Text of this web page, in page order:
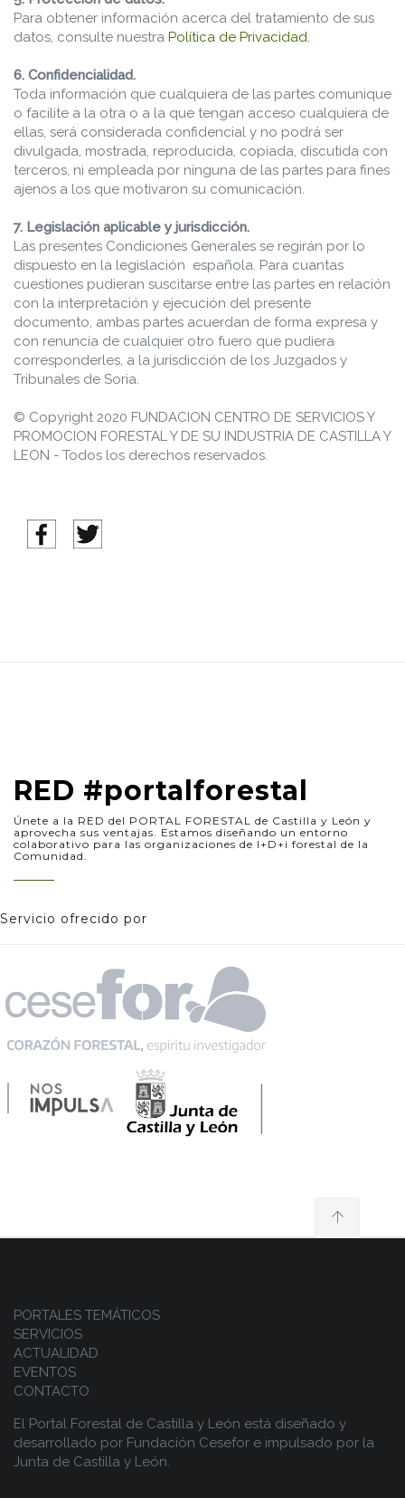
Para obtener información acerca del tratamiento de sus
datos, consulte nuestra Política de Privacidad.
6. Confidencialidad.
Toda información que cualquiera de las partes comunique
o facilite a la otra o a la que tengan acceso cualquiera de
ellas, será considerada confidencial y no podrá ser
divulgada, mostrada, reproducida, copiada, discutida con
terceros, ni empleada por ninguna de las partes para fines
ajenos a los que motivaron su comunicación.
7. Legislación aplicable y jurisdicción.
Las presentes Condiciones Generales se regirán por lo
dispuesto en la legislación española. Para cuantas
cuestiones pudieran suscitarse entre las partes en relación
con la interpretación y ejecución del presente
documento, ambas partes acuerdan de forma expresa y
con renuncia de cualquier otro fuero que pudiera
corresponderles, a la jurisdicción de los Juzgados y
Tribunales de Soria.
© Copyright 2020 FUNDACION CENTRO DE SERVICIOS Y
PROMOCION FORESTAL Y DE SU INDUSTRIA DE CASTILLA Y
LEON - Todos los derechos reservados.
RED #portalforestal
Únete a la RED del PORTAL FORESTAL de Castilla y León y
aprovecha sus ventajas. Estamos diseñando un entorno
colaborativo para las organizaciones de I+D+i forestal de la
Comunidad.
Servicio ofrecido por
PORTALES TEMÁTICOS
SERVICIOS
ACTUALIDAD
EVENTOS
CONTACTO
El Portal Forestal de Castilla y León está diseñado y
desarrollado por Fundación Cesefor e impulsado por la
Junta de Castilla y León.